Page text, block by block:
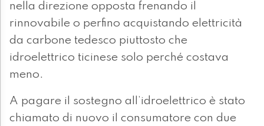
nella direzione opposta frenando il
rinnovabile o perfino acquistando elettricità
da carbone tedesco piuttosto che
idroelettrico ticinese solo perché costava
meno.
A pagare il sostegno all’idroelettrico è stato
chiamato di nuovo il consumatore con due